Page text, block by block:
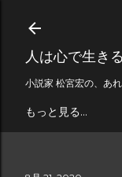
スキップ
人は心で生き
小説家 松宮宏の、あれ
もっと見る…